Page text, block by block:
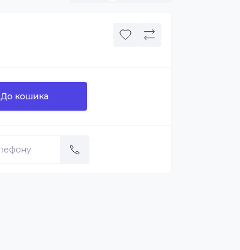
До кошика